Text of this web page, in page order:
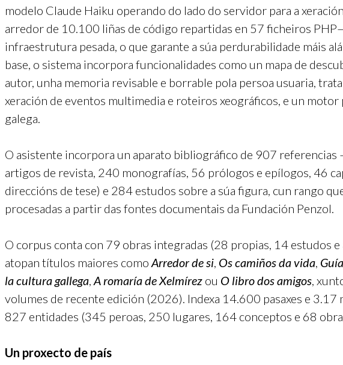
modelo Claude Haiku operando do lado do servidor para a
arredor de 10.100 liñas de código repartidas en 57 ficheiros
infraestrutura pesada, o que garante a súa perdurabilidade máis
base, o sistema incorpora funcionalidades como un mapa de
autor, unha memoria revisable e borrable pola persoa usuaria,
xeración de eventos multimedia e roteiros xeográficos, e un
galega.
O asistente incorpora un aparato bibliográfico de 907
artigos de revista, 240 monografías, 56 prólogos e epílogos, 46
direccións de tese) e 284 estudos sobre a súa figura, cun rango
procesadas a partir das fontes documentais da Fundación Penzol.
O corpus conta con 79 obras integradas (28 propias, 14 estudos
atopan títulos maiores como Arredor de si, Os camiños da vida,
la cultura gallega, A romaría de Xelmírez ou O libro dos amigos,
volumes de recente edición (2026). Indexa 14.600 pasaxes e 3.17
827 entidades (345 peroas, 250 lugares, 164 conceptos e 68
Un proxecto de país